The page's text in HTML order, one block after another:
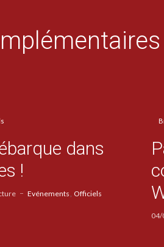
dans
!
Evénements Officiels
04/